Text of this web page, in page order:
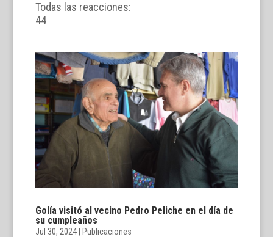
Todas las reacciones:
44
Golía visitó al vecino Pedro Peliche en el día de
su cumpleaños
Jul 30, 2024| Publicaciones